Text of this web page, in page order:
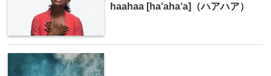
haahaa [ha‘aha‘a]（ハアハア）